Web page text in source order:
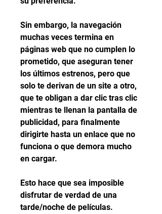
Sin embargo, la navegación
muchas veces termina en
páginas web que no cumplen lo
prometido, que aseguran tener
los últimos estrenos, pero que
solo te derivan de un site a otro,
que te obligan a dar clic tras clic
mientras te llenan la pantalla de
publicidad, para finalmente
dirigirte hasta un enlace que no
funciona o que demora mucho
en cargar.
Esto hace que sea imposible
disfrutar de verdad de una
tarde/noche de películas.